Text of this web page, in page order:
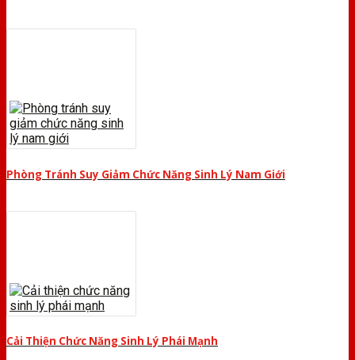
Phòng Tránh Suy Giảm Chức Năng Sinh Lý Nam Giới
Cải Thiện Chức Năng Sinh Lý Phái Mạnh